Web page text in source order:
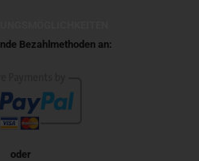
Bezahlmethoden an:
oder